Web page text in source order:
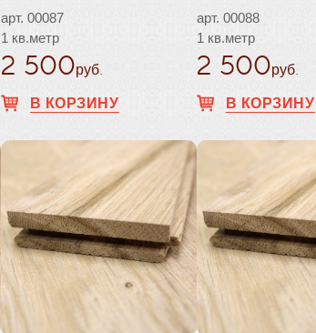
арт. 00087
1 кв.метр
2 500руб.
В КОРЗИНУ
арт. 00088
1 кв.метр
2 500руб.
В КОРЗИНУ